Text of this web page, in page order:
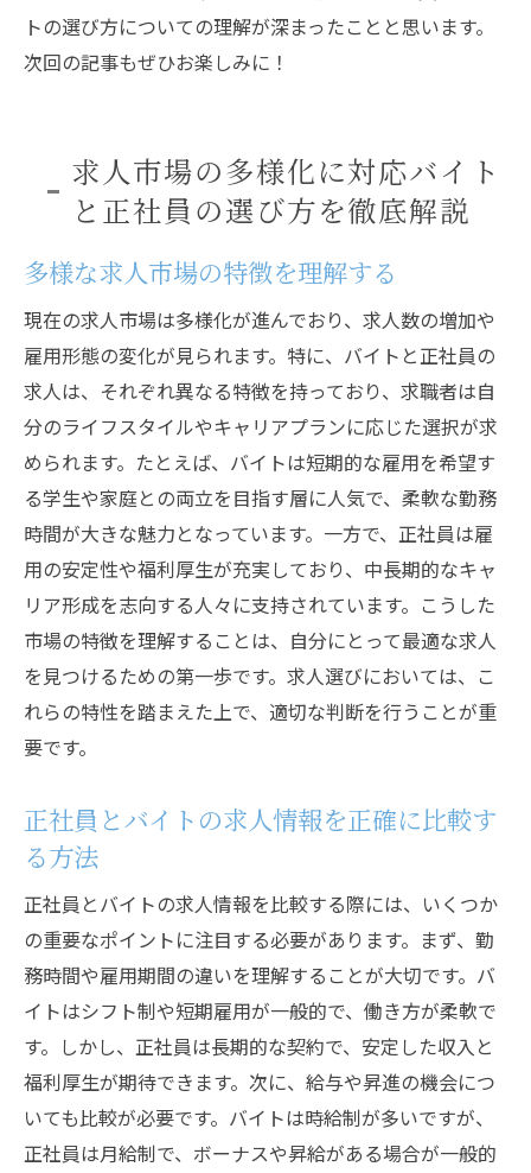
トの選び方についての理解が深まったことと思います。
次回の記事もぜひお楽しみに！
求人市場の多様化に対応バイト
と正社員の選び方を徹底解説
多様な求人市場の特徴を理解する
現在の求人市場は多様化が進んでおり、求人数の増加や
雇用形態の変化が見られます。特に、バイトと正社員の
求人は、それぞれ異なる特徴を持っており、求職者は自
分のライフスタイルやキャリアプランに応じた選択が求
められます。たとえば、バイトは短期的な雇用を希望す
る学生や家庭との両立を目指す層に人気で、柔軟な勤務
時間が大きな魅力となっています。一方で、正社員は雇
用の安定性や福利厚生が充実しており、中長期的なキャ
リア形成を志向する人々に支持されています。こうした
市場の特徴を理解することは、自分にとって最適な求人
を見つけるための第一歩です。求人選びにおいては、こ
れらの特性を踏まえた上で、適切な判断を行うことが重
要です。
正社員とバイトの求人情報を正確に比較す
る方法
正社員とバイトの求人情報を比較する際には、いくつか
の重要なポイントに注目する必要があります。まず、勤
務時間や雇用期間の違いを理解することが大切です。バ
イトはシフト制や短期雇用が一般的で、働き方が柔軟で
す。しかし、正社員は長期的な契約で、安定した収入と
福利厚生が期待できます。次に、給与や昇進の機会につ
いても比較が必要です。バイトは時給制が多いですが、
正社員は月給制で、ボーナスや昇給がある場合が一般的